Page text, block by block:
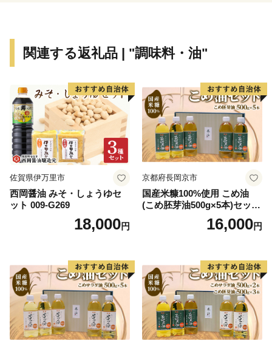
関連する返礼品 | "調味料・油"
佐賀県伊万里市
西岡醤油 みそ・しょうゆセ
ット 009-G269
18,000円
京都府長岡京市
国産米糠100%使用 こめ油
(こめ胚芽油500g×5本)セット
16,000円